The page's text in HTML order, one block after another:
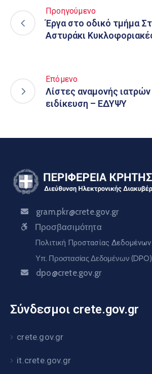
Προηγούμενο
Έργα στο οδικό τμήμα
Αστυράκι
Επόμενο
Λίστες αναμονής
ειδίκευση – ΕΔΥΨΥ
gram.pkr@crete.gov.gr
Προσβασιμότητα
Πολιτική Προστασίας Δεδομένων
Υπ. Προστασίας Δεδομένων (DPO)
dpo@crete.gov.gr
Σύνδεσμοι crete.gov.gr
crete.gov.gr
it.crete.gov.gr